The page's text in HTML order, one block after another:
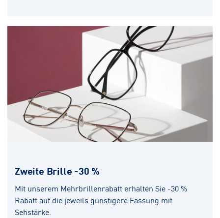
Zweite Brille -30 %
Mit unserem Mehrbrillenrabatt erhalten Sie -30 %
Rabatt auf die jeweils günstigere Fassung mit
Sehstärke.